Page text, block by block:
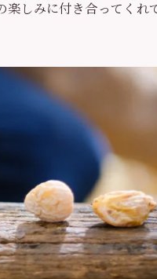
しみに付き合ってくれ